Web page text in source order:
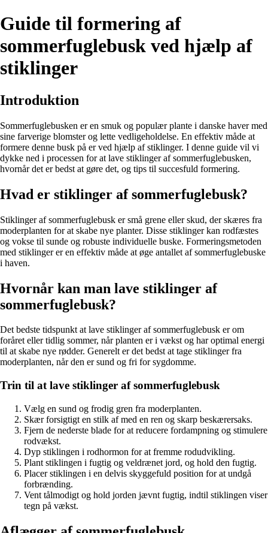
Guide til formering af
sommerfuglebusk ved hjælp af
stiklinger
Introduktion
Sommerfuglebusken er en smuk og populær plante i danske haver med
sine farverige blomster og lette vedligeholdelse. En effektiv måde at
formere denne busk på er ved hjælp af stiklinger. I denne guide vil vi
dykke ned i processen for at lave stiklinger af sommerfuglebusken,
hvornår det er bedst at gøre det, og tips til succesfuld formering.
Hvad er stiklinger af sommerfuglebusk?
Stiklinger af sommerfuglebusk er små grene eller skud, der skæres fra
moderplanten for at skabe nye planter. Disse stiklinger kan rodfæstes
og vokse til sunde og robuste individuelle buske. Formeringsmetoden
med stiklinger er en effektiv måde at øge antallet af sommerfuglebuske
i haven.
Hvornår kan man lave stiklinger af
sommerfuglebusk?
Det bedste tidspunkt at lave stiklinger af sommerfuglebusk er om
foråret eller tidlig sommer, når planten er i vækst og har optimal energi
til at skabe nye rødder. Generelt er det bedst at tage stiklinger fra
moderplanten, når den er sund og fri for sygdomme.
Trin til at lave stiklinger af sommerfuglebusk
Vælg en sund og frodig gren fra moderplanten.
Skær forsigtigt en stilk af med en ren og skarp beskærersaks.
Fjern de nederste blade for at reducere fordampning og stimulere
rodvækst.
Dyp stiklingen i rodhormon for at fremme rodudvikling.
Plant stiklingen i fugtig og veldrænet jord, og hold den fugtig.
Placer stiklingen i en delvis skyggefuld position for at undgå
forbrænding.
Vent tålmodigt og hold jorden jævnt fugtig, indtil stiklingen viser
tegn på vækst.